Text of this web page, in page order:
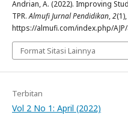
Andrian, A. (2022). Improving
TPR.Almufi Jurnal Pendidikan,2
https://almufi.com/index.php/
Format Sitasi Lainnya
Terbitan
Vol 2 No 1: April (2022)